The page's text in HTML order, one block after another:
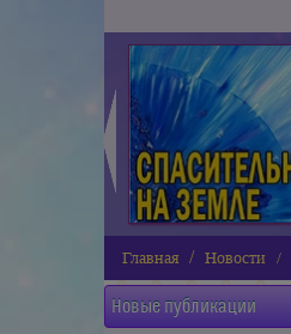
◄
Главная Новости
Новые публикации